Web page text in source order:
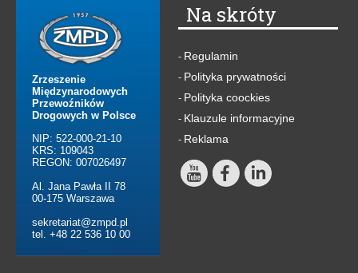
Zrzeszenie
Międzynarodowych
Przewoźników
Drogowych w Polsce
NIP: 522-000-21-10
KRS: 109043
REGON: 007026497
Al. Jana Pawła II 78
00-175 Warszawa
sekretariat@zmpd.pl
tel. +48 22 536 10 00
Na skróty
- Regulamin
- Polityka prywatności
- Polityka coockies
- Klauzule informacyjne
- Reklama